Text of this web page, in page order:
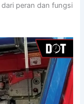
peran dan fungsi